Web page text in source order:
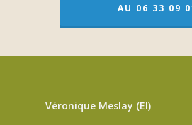
AU 06 33 09
Véronique Meslay (EI)